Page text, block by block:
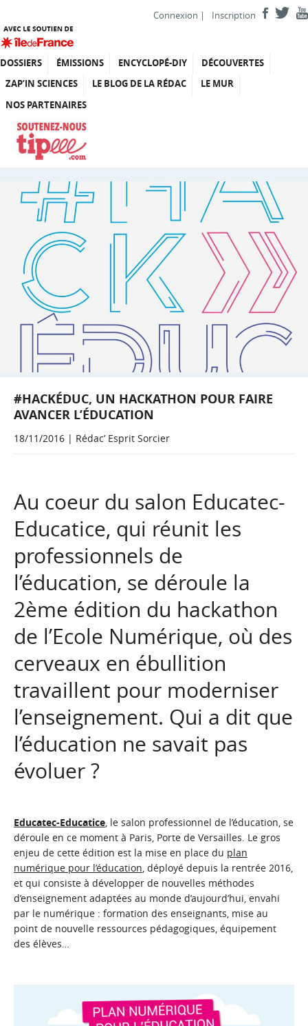
Connexion | Inscription
DOSSIERS ÉMISSIONS ENCYCLOPÉ-DIY
DÉCOUVERTES
ZAP’IN SCIENCES
LE BLOG DE LA RÉDAC
LE MUR
NOS PARTENAIRES
#HACKÉDUC, UN HACKATHON POUR FAIRE
AVANCER L’ÉDUCATION
18/11/2016 | Rédac’ Esprit Sorcier
Au coeur du salon Educatec-
Educatice, qui réunit les
professionnels de
l’éducation, se déroule la
2ème édition du hackathon
de l’Ecole Numérique, où des
cerveaux en ébullition
travaillent pour moderniser
l’enseignement. Qui a dit que
l’éducation ne savait pas
évoluer ?
Educatec-Educatice, le salon professionnel de l’éducation, se
déroule en ce moment à Paris, Porte de Versailles. Le gros
enjeu de cette édition est la mise en place du plan
numérique pour l’éducation, déployé depuis la rentrée 2016,
et qui consiste à développer de nouvelles méthodes
d’enseignement adaptées au monde d’aujourd’hui, envahi
par le numérique : formation des enseignants, mise au
point de nouvelle ressources pédagogiques, équipement
des élèves…